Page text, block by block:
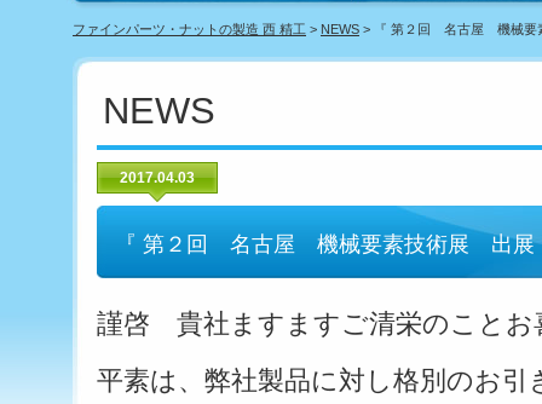
ファインパーツ・ナットの製造 西 精工 > NEWS > 『 第２回 名古屋 機械要
NEWS
2017.04.03
『 第２回 名古屋 機械要素技術展 出展
謹啓 貴社ますますご清栄のことお
平素は、弊社製品に対し格別のお